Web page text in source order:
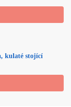
kulaté stojící